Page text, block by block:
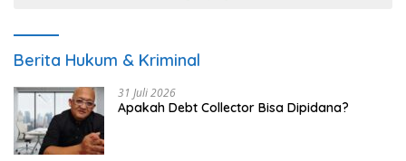
Berita Hukum & Kriminal
31 Juli 2026
Apakah Debt Collector Bisa Dipidana?